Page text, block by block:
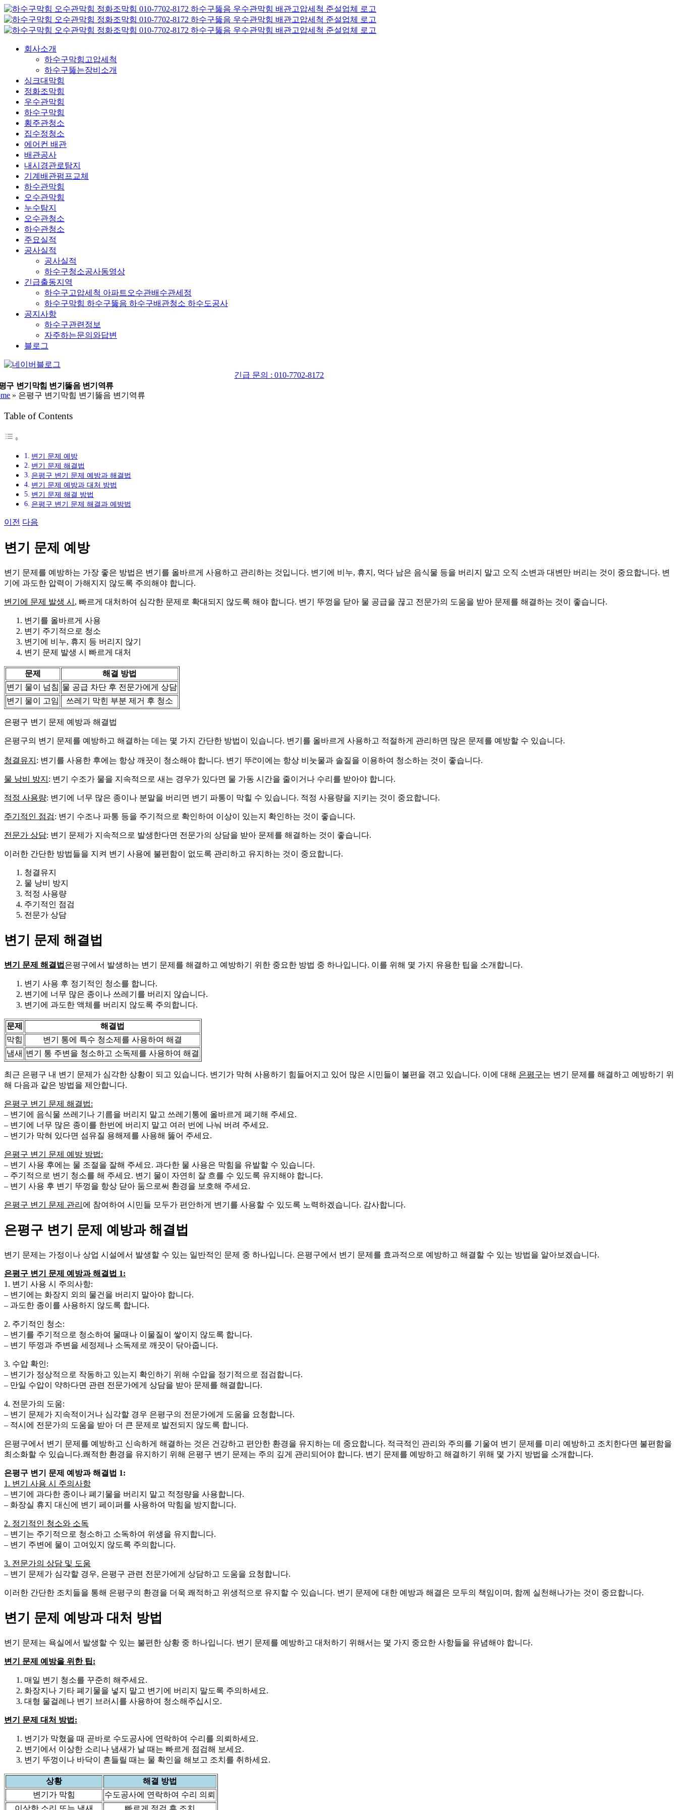
콘
텐
츠
회사소개
하수구막힘고압세척
하수구뚫는장비소개
싱크대막힘
정화조막힘
우수관막힘
하수구막힘
횡주관청소
집수정청소
에어컨 배관
배관공사
내시경관로탐지
기계배관펌프교체
하수관막힘
오수관막힘
누수탐지
오수관청소
하수관청소
주요실적
공사실적
공사실적
하수구청소공사동영상
긴급출동지역
하수구고압세척 아파트오수관배수관세정
하수구막힘 하수구뚫음 하수구배관청소 하수도공사
공지사항
하수구관련정보
자주하는문의와답변
블로그
네
버
블
그
긴급 문의 : 010-7702-8172
구 변기막힘 변기뚫음 변기역류
» 은평구 변기막힘 변기뚫음 변기역류
Table of Contents
변기 문제 예방
변기 문제 해결법
은평구 변기 문제 예방과 해결법
변기 문제 예방과 대처 방법
변기 문제 해결 방법
은평구 변기 문제 해결과 예방법
이전 다음
변기 문제 예방
변기 문제를 예방하는 가장 좋은 방법은 변기를 올바르게 사용하고 관리하는 것입니다. 변기에 비누, 휴지, 먹다 남은 음식물 등을 버리지 말고 오직 소변과 대변만 버리는 것이 중요합니다. 변
기에 과도한 압력이 가해지지 않도록 주의해야 합니다.
변기에 문제 발생 시 , 빠르게 대처하여 심각한 문제로 확대되지 않도록 해야 합니다. 변기 뚜껑을 닫아 물 공급을 끊고 전문가의 도움을 받아 문제를 해결하는 것이 좋습니다.
변기를 올바르게 사용
변기 주기적으로 청소
변기에 비누, 휴지 등 버리지 않기
변기 문제 발생 시 빠르게 대처
문제
해결 방법
변기 물이 넘침 물 공급 차단 후 전문가에게 상담
변기 물이 고임
쓰레기 막힌 부분 제거 후 청소
은평구 변기 문제 예방과 해결법
은평구의 변기 문제를 예방하고 해결하는 데는 몇 가지 간단한 방법이 있습니다. 변기를 올바르게 사용하고 적절하게 관리하면 많은 문제를 예방할 수 있습니다.
청결유지 : 변기를 사용한 후에는 항상 깨끗이 청소해야 합니다. 변기 뚜ꌓ이에는 항상 비눗물과 솔질을 이용하여 청소하는 것이 좋습니다.
물 낭비 방지 : 변기 수조가 물을 지속적으로 새는 경우가 있다면 물 가동 시간을 줄이거나 수리를 받아야 합니다.
적정 사용량: 변기에 너무 많은 종이나 분말을 버리면 변기 파통이 막힐 수 있습니다. 적정 사용량을 지키는 것이 중요합니다.
주기적인 점검: 변기 수조나 파통 등을 주기적으로 확인하여 이상이 있는지 확인하는 것이 좋습니다.
전문가 상담: 변기 문제가 지속적으로 발생한다면 전문가의 상담을 받아 문제를 해결하는 것이 좋습니다.
이러한 간단한 방법들을 지켜 변기 사용에 불편함이 없도록 관리하고 유지하는 것이 중요합니다.
청결유지
물 낭비 방지
적정 사용량
주기적인 점검
전문가 상담
변기 문제 해결법
변기 문제 해결법 은평구에서 발생하는 변기 문제를 해결하고 예방하기 위한 중요한 방법 중 하나입니다. 이를 위해 몇 가지 유용한 팁을 소개합니다.
변기 사용 후 정기적인 청소를 합니다.
변기에 너무 많은 종이나 쓰레기를 버리지 않습니다.
변기에 과도한 액체를 버리지 않도록 주의합니다.
문제
해결법
막힘
변기 통에 특수 청소제를 사용하여 해결
냄새 변기 통 주변을 청소하고 소독제를 사용하여 해결
최근 은평구 내 변기 문제가 심각한 상황이 되고 있습니다. 변기가 막혀 사용하기 힘들어지고 있어 많은 시민들이 불편을 겪고 있습니다. 이에 대해 은평구는 변기 문제를 해결하고 예방하기 위
해 다음과 같은 방법을 제안합니다.
은평구 변기 문제 해결법:
– 변기에 음식물 쓰레기나 기름을 버리지 말고 쓰레기통에 올바르게 폐기해 주세요.
– 변기에 너무 많은 종이를 한번에 버리지 말고 여러 번에 나눠 버려 주세요.
– 변기가 막혀 있다면 섬유질 용해제를 사용해 뚫어 주세요.
은평구 변기 문제 예방 방법:
– 변기 사용 후에는 물 조절을 잘해 주세요. 과다한 물 사용은 막힘을 유발할 수 있습니다.
– 주기적으로 변기 청소를 해 주세요. 변기 물이 자연히 잘 흐를 수 있도록 유지해야 합니다.
– 변기 사용 후 변기 뚜껑을 항상 닫아 둠으로써 환경을 보호해 주세요.
은평구 변기 문제 관리 에 참여하여 시민들 모두가 편안하게 변기를 사용할 수 있도록 노력하겠습니다. 감사합니다.
은평구 변기 문제 예방과 해결법
변기 문제는 가정이나 상업 시설에서 발생할 수 있는 일반적인 문제 중 하나입니다. 은평구에서 변기 문제를 효과적으로 예방하고 해결할 수 있는 방법을 알아보겠습니다.
은평구 변기 문제 예방과 해결법 1:
1. 변기 사용 시 주의사항:
– 변기에는 화장지 외의 물건을 버리지 말아야 합니다.
– 과도한 종이를 사용하지 않도록 합니다.
2. 주기적인 청소:
– 변기를 주기적으로 청소하여 물때나 이물질이 쌓이지 않도록 합니다.
– 변기 뚜껑과 주변을 세정제나 소독제로 깨끗이 닦아줍니다.
3. 수압 확인:
– 변기가 정상적으로 작동하고 있는지 확인하기 위해 수압을 정기적으로 점검합니다.
– 만일 수압이 약하다면 관련 전문가에게 상담을 받아 문제를 해결합니다.
4. 전문가의 도움:
– 변기 문제가 지속적이거나 심각할 경우 은평구의 전문가에게 도움을 요청합니다.
– 적시에 전문가의 도움을 받아 더 큰 문제로 발전되지 않도록 합니다.
은평구에서 변기 문제를 예방하고 신속하게 해결하는 것은 건강하고 편안한 환경을 유지하는 데 중요합니다. 적극적인 관리와 주의를 기울여 변기 문제를 미리 예방하고 조치한다면 불편함을
최소화할 수 있습니다.쾌적한 환경을 유지하기 위해 은평구 변기 문제는 주의 깊게 관리되어야 합니다. 변기 문제를 예방하고 해결하기 위해 몇 가지 방법을 소개합니다.
은평구 변기 문제 예방과 해결법 1:
1. 변기 사용 시 주의사항
– 변기에 과다한 종이나 폐기물을 버리지 말고 적정량을 사용합니다.
– 화장실 휴지 대신에 변기 페이퍼를 사용하여 막힘을 방지합니다.
2. 정기적인 청소와 소독
– 변기는 주기적으로 청소하고 소독하여 위생을 유지합니다.
– 변기 주변에 물이 고여있지 않도록 주의합니다.
3. 전문가의 상담 및 도움
– 변기 문제가 심각할 경우, 은평구 관련 전문가에게 상담하고 도움을 요청합니다.
이러한 간단한 조치들을 통해 은평구의 환경을 더욱 쾌적하고 위생적으로 유지할 수 있습니다. 변기 문제에 대한 예방과 해결은 모두의 책임이며, 함께 실천해나가는 것이 중요합니다.
변기 문제 예방과 대처 방법
변기 문제는 욕실에서 발생할 수 있는 불편한 상황 중 하나입니다. 변기 문제를 예방하고 대처하기 위해서는 몇 가지 중요한 사항들을 유념해야 합니다.
변기 문제 예방을 위한 팁:
매일 변기 청소를 꾸준히 해주세요.
화장지나 기타 폐기물을 넣지 말고 변기에 버리지 말도록 주의하세요.
대형 물걸레나 변기 브러시를 사용하여 청소해주십시오.
변기 문제 대처 방법:
변기가 막혔을 때 곧바로 수도공사에 연락하여 수리를 의뢰하세요.
변기에서 이상한 소리나 냄새가 날 때는 빠르게 점검해 보세요.
변기 뚜껑이나 바닥이 흔들릴 때는 물 확인을 해보고 조치를 취하세요.
상황
해결 방법
변기가 막힘
수도공사에 연락하여 수리 의뢰
이상한 소리 또는 냄새
빠르게 점검 후 조치